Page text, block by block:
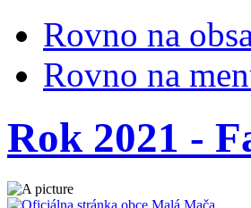
Rovno na
Rovno na
Rok 2021 -